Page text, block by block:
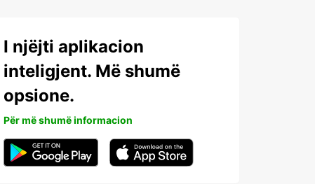
I njëjti aplikacion
inteligjent. Më shumë
opsione.
Për më shumë informacion